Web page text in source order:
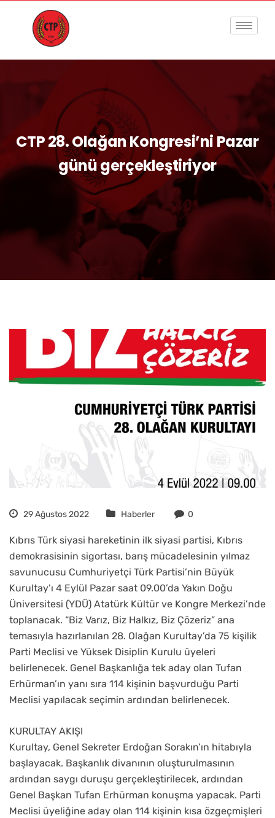
CTP 28. Olağan Kongresi’ni Pazar
günü gerçekleştiriyor
29 Ağustos 2022 Haberler 0
Kıbrıs Türk siyasi hareketinin ilk siyasi partisi, Kıbrıs
demokrasisinin sigortası, barış mücadelesinin yılmaz
savunucusu Cumhuriyetçi Türk Partisi’nin Büyük
Kurultay’ı 4 Eylül Pazar saat 09.00’da Yakın Doğu
Üniversitesi (YDÜ) Atatürk Kültür ve Kongre Merkezi’nde
toplanacak. “Biz Varız, Biz Halkız, Biz Çözeriz” ana
temasıyla hazırlanılan 28. Olağan Kurultay’da 75 kişilik
Parti Meclisi ve Yüksek Disiplin Kurulu üyeleri
belirlenecek. Genel Başkanlığa tek aday olan Tufan
Erhürman’ın yanı sıra 114 kişinin başvurduğu Parti
Meclisi yapılacak seçimin ardından belirlenecek.
KURULTAY AKIŞI
Kurultay, Genel Sekreter Erdoğan Sorakın’ın hitabıyla
başlayacak. Başkanlık divanının oluşturulmasının
ardından saygı duruşu gerçekleştirilecek, ardından
Genel Başkan Tufan Erhürman konuşma yapacak. Parti
Meclisi üyeliğine aday olan 114 kişinin kısa özgeçmişleri